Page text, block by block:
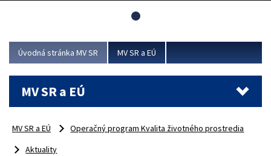
aj interiéru, kde vznikli nové učebne a moderné
Viac
Úvodná stránka MV SR MV SR a EÚ
MV SR a EÚ
MV SR a EÚ
Operačný program Kvalita životného prostredia
Aktuality